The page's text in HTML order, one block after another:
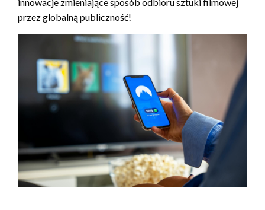
przez globalną publiczność!